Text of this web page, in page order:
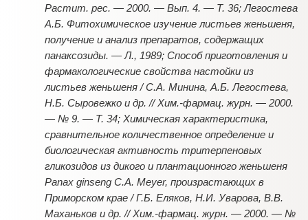
Растит. рес. — 2000. — Вып. 4. — Т. 36; Легостева
А.Б. Фитохимическое изучение листьев женьшеня,
получение и анализ препаратов, содержащих
панаксозиды. — Л., 1989; Способ приготовления и
фармакологические свойства настойки из
листьев женьшеня / С.А. Минина, А.Б. Легостева,
Н.Б. Сыровежко и др. // Хим.-фармац. журн. — 2000.
— № 9. — Т. 34; Химическая характеристика,
сравнительное количественное определение и
биологическая активность тритерпеновых
гликозидов из дикого и плантационного женьшеня
Panax ginseng C.A. Meyer, произрастающих в
Приморском крае / Г.Б. Еляков, Н.И. Уварова, В.В.
Маханьков и др. // Хим.-фармац. журн. — 2000. — №